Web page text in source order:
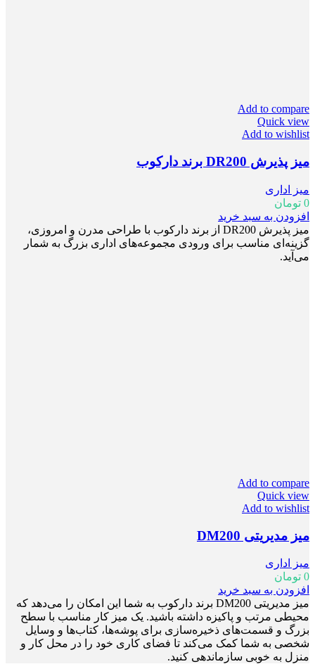
Add to compare
Quick view
Add to wishlist
میز پذیرش DR200 برند دارکوب
میز اداری
0 تومان
افزودن به سبد خرید
میز پذیرش DR200 از برند دارکوب با طراحی مدرن و امروزی،
گزینه‌ای مناسب برای ورودی مجموعه‌های اداری بزرگ به شمار
می‌آید.
Add to compare
Quick view
Add to wishlist
میز مدیریتی DM200
میز اداری
0 تومان
افزودن به سبد خرید
میز مدیریتی DM200 برند دارکوب به شما این امکان را می‌دهد که
محیطی مرتب و پاکیزه داشته باشید. یک میز کار مناسب با سطح
بزرگ و قسمت‌های ذخیره‌سازی برای پوشه‌ها، کتاب‌ها و وسایل
شخصی به شما کمک می‌کند تا فضای کاری خود را در محل کار و
منزل به خوبی سازماندهی کنید.